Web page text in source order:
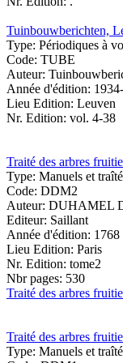
Tuinbouwberichten,
Type: Périodiques à
Code: TUBE
Auteur:
Année d'édition:
Lieu Edition: Leuven
Nr. Edition: vol. 4-38
Traité des arbres
Type: Manuels et
Code: DDM2
Auteur: DUHAMEL
Editeur: Saillant
Année d'édition: 1768
Lieu Edition: Paris
Nr. Edition: tome2
Nbr pages: 530
Traité des arbres
Traité des arbres
Type: Manuels et